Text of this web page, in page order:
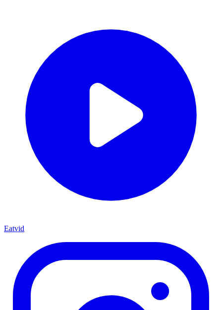
Eatvid